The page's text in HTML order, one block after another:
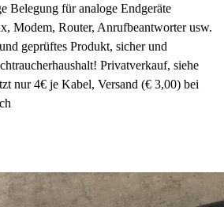
Belegung für analoge Endgeräte
Modem, Router, Anrufbeantworter usw.
geprüftes Produkt, sicher und
Privatverkauf, siehe
nur 4€ je Kabel, Versand (€ 3,00) bei